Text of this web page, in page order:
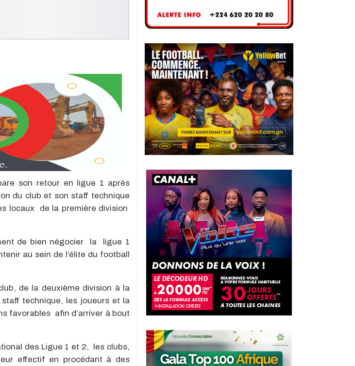
son retour en ligue 1 après
du club et son staff technique
locaux de la première division
de bien négocier la ligue 1
au sein de l’élite du football
de la deuxième division à la
technique, les joueurs et la
favorables afin d’arriver à bout
des Ligue 1 et 2, les clubs,
effectif en procédant à des